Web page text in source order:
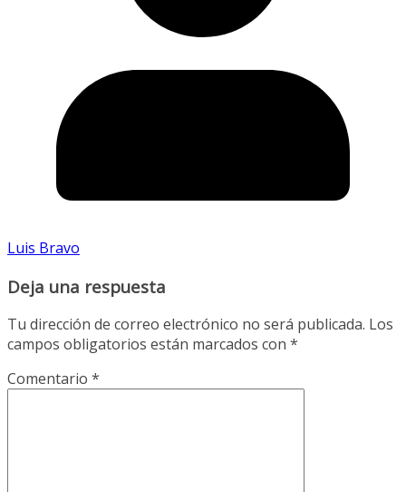
Luis Bravo
Deja una respuesta
Tu dirección de correo electrónico no será publicada. Los
campos obligatorios están marcados con *
Comentario *